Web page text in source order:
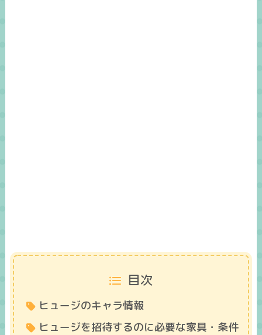
目次
ヒュージのキャラ情報
ヒュージを招待するのに必要な家具・条件